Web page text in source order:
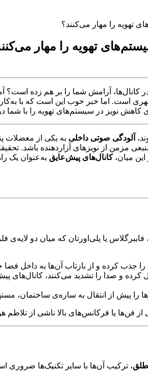
تهویه را مهار می‌کنند؟
تهویه را مهار
کانال‌ها، آرامش شما را بر هم زده است؟
است. اما خبر خوب این است که با
کاهش نویز در سیستم‌های تهویه را با شما
آلودگی صوتی داخلی به یکی از معضلات
مزمن از نویزهای آزاردهنده باشد.
کانال‌های پیش‌عایق به‌عنوان یک
یا پلی‌اورتان که میان دو
جذب کرده و از بازتاب آن‌ها به داخل
و صدا را تشدید می‌کنند، کانال‌های
را پیش از انتقال به سازه‌ی ساختمان،
یا فرکانس‌های بالا ناشی از تلاطم
، ترکیب آن‌ها با سایر تکنیک‌ها ضروری